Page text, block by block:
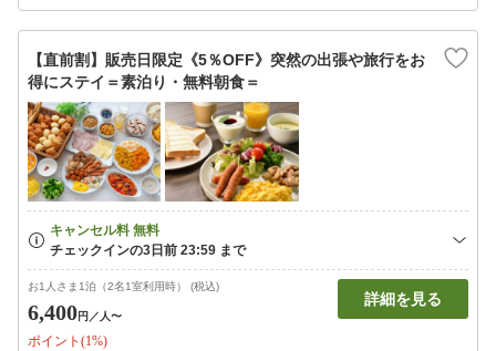
【直前割】販売日限定《5％OFF》突然の出張や旅行をお
得にステイ＝素泊り・無料朝食＝
お1人さま1泊（2名1室利用時） (税込)
6,400円 ／人〜
ポイント(1%)
詳細を見る